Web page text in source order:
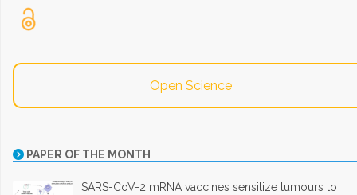
Open Science
PAPER OF THE MONTH
SARS-CoV-2 mRNA vaccines sensitize tumours to